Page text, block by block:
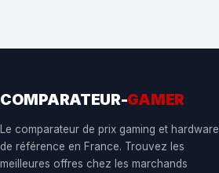
COMPARATEUR-GAMER
Le comparateur de prix gaming et hardware
de référence en France. Trouvez les
meilleures offres chez les marchands